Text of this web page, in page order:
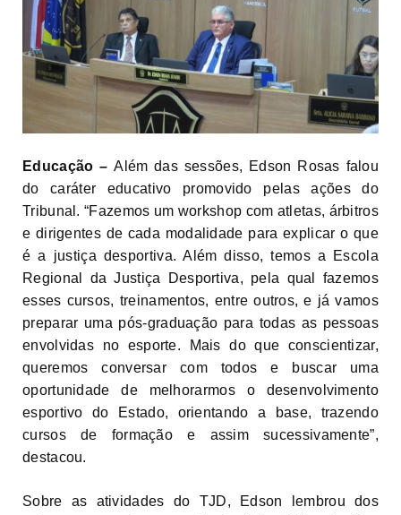
Educação – Além das sessões, Edson Rosas falou
do caráter educativo promovido pelas ações do
Tribunal. “Fazemos um workshop com atletas, árbitros
e dirigentes de cada modalidade para explicar o que
é a justiça desportiva. Além disso, temos a Escola
Regional da Justiça Desportiva, pela qual fazemos
esses cursos, treinamentos, entre outros, e já vamos
preparar uma pós-graduação para todas as pessoas
envolvidas no esporte. Mais do que conscientizar,
queremos conversar com todos e buscar uma
oportunidade de melhorarmos o desenvolvimento
esportivo do Estado, orientando a base, trazendo
cursos de formação e assim sucessivamente”,
destacou.
Sobre as atividades do TJD, Edson lembrou dos